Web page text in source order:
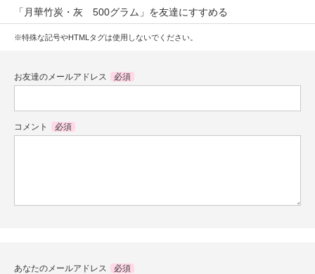
「月華竹炭・灰 500グラム」を友達にすすめる
※特殊な記号やHTMLタグは使用しないでください。
お友達のメールアドレス 必須
コメント 必須
あなたのメールアドレス 必須